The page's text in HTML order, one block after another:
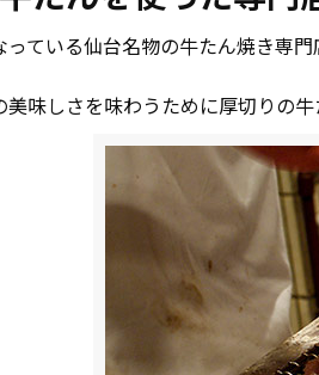
ている仙台名物の牛たん焼き専
味しさを味わうために厚切りの牛